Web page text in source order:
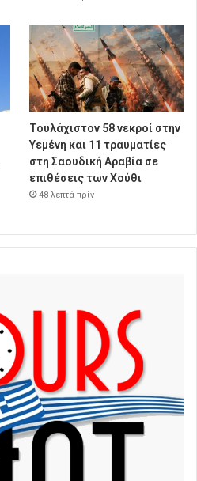
Τουλάχιστον 58 νεκροί στην
Υεμένη και 11 τραυματίες
στη Σαουδική Αραβία σε
επιθέσεις των Χούθι
48 λεπτά πρίν